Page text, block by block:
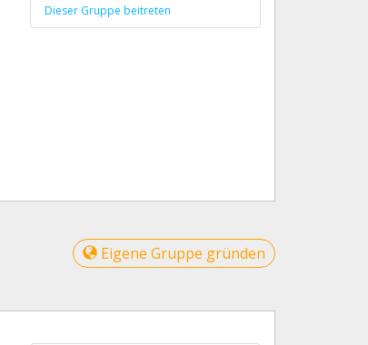
Dieser Gruppe beitreten
Eigene Gruppe gründen